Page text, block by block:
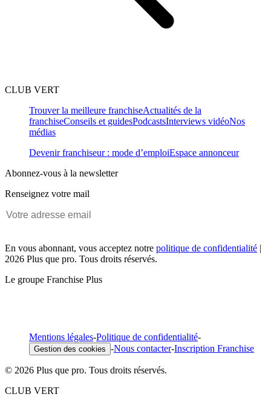
CLUB VERT
Trouver la meilleure franchiseActualités de la
franchiseConseils et guidesPodcastsInterviews vidéoNos
médias
Devenir franchiseur : mode d’emploiEspace annonceur
Abonnez-vous à la newsletter
Renseignez votre mail
En vous abonnant, vous acceptez notre politique de confidentialité |
2026 Plus que pro. Tous droits réservés.
Le groupe Franchise Plus
Mentions légales-Politique de confidentialité-
Gestion des cookies -Nous contacter-Inscription Franchise
© 2026 Plus que pro. Tous droits réservés.
CLUB VERT